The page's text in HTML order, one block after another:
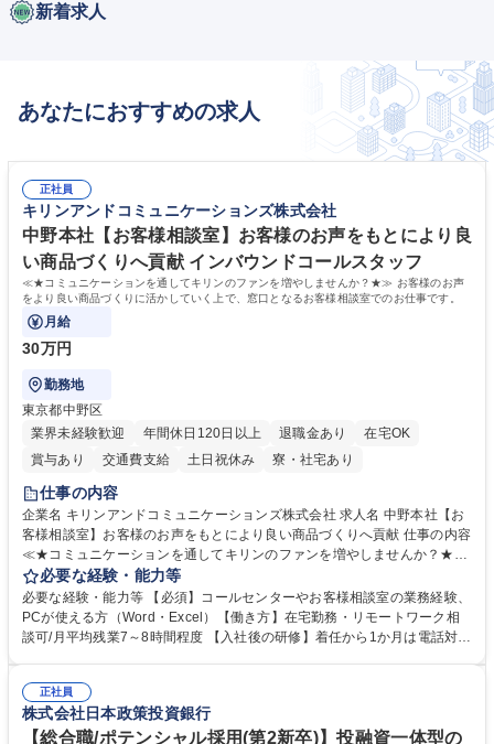
新着求人
あなたにおすすめの求人
正社員
キリンアンドコミュニケーションズ株式会社
中野本社【お客様相談室】お客様のお声をもとにより良
い商品づくりへ貢献 インバウンドコールスタッフ
≪★コミュニケーションを通してキリンのファンを増やしませんか？★≫ お客様のお声
をより良い商品づくりに活かしていく上で、窓口となるお客様相談室でのお仕事です。
月給
30万円
勤務地
東京都中野区
業界未経験歓迎
年間休日120日以上 退職金あり
在宅OK
賞与あり
交通費支給 土日祝休み 寮・社宅あり
仕事の内容
企業名 キリンアンドコミュニケーションズ株式会社 求人名 中野本社【お
客様相談室】お客様のお声をもとにより良い商品づくりへ貢献 仕事の内容
≪★コミュニケーションを通してキリンのファンを増やしませんか？★≫
お客様のお声をより良い商品づくりに活かしていく上で、窓口となるお客
様相談室でのお仕事です。 日々お客様からいただくキリングループへのご
意見を、企業活動に活かしています。お客様からの声に迅速かつ誠意をも
って対応、情報提供するとともにグループ内活動に反映しています。 【具
平均100件前後■メール・手紙：同上40件前後 募集職種 中野本社【お客様
相談室】お客様のお声をもとにより良い商品づくりへ貢献
必要な経験・能力等
必要な経験・能力等 【必須】コールセンターやお客様相談室の業務経験、
PCが使える方（Word・Excel）【働き方】在宅勤務・リモートワーク相
談可/月平均残業7～8時間程度 【入社後の研修】着任から1か月は電話対応
すのでご安心ください。 【当社について】キリングループの広報機能を担
う会社として、お客様との出会いを大切にし、磨き上げたホスピタリティ
を込めてコミュニケーションをとりながら広報関連業務を行っておりま
正社員
株式会社日本政策投資銀行
【総合職/ポテンシャル採用(第2新卒)】投融資一体型の